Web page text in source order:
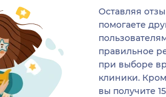
Оставляя
помогаете
правильное
при выборе
клиники.
вы получите